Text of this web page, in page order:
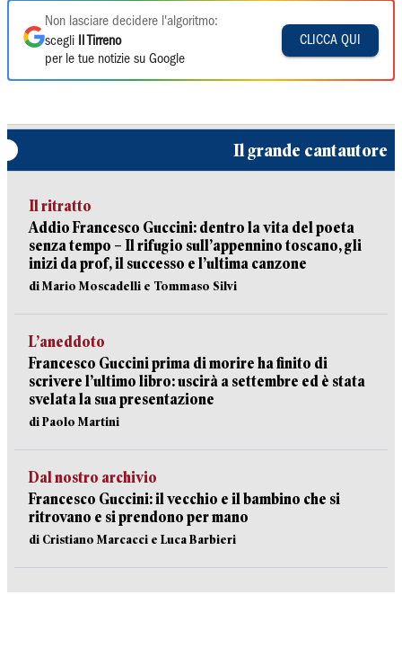
Non lasciare decidere l'algoritmo:
scegli
Il Tirreno
per le tue notizie su Google
CLICCA QUI
Il grande cantautore
Il ritratto
Addio Francesco Guccini: dentro la vita del poeta
senza tempo – Il rifugio sull’appennino toscano, gli
inizi da prof, il successo e l’ultima canzone
di Mario Moscadelli e Tommaso Silvi
L’aneddoto
Francesco Guccini prima di morire ha finito di
scrivere l’ultimo libro: uscirà a settembre ed è stata
svelata la sua presentazione
di Paolo Martini
Dal nostro archivio
Francesco Guccini: il vecchio e il bambino che si
ritrovano e si prendono per mano
di Cristiano Marcacci e Luca Barbieri